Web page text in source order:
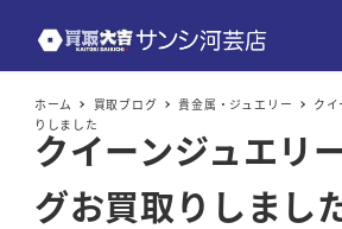
ホーム 買取ブログ 貴金属・ジュエリー
ク
りしました
クイーンジュエリ
グお買取りしまし